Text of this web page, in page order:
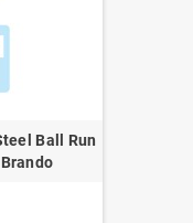
Ball Run